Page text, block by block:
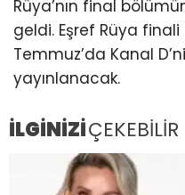
Rüya’nın final
geldi. Eşref Rüya
Temmuz’da Kanal
yayınlanacak.
İLGİNİZİÇEKEBİLİR